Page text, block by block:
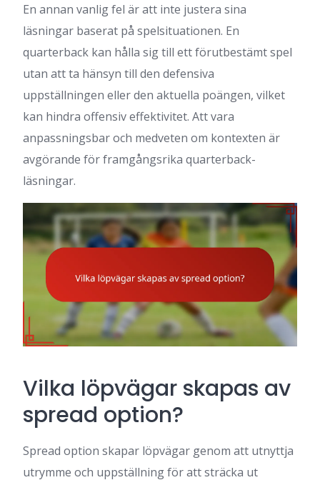
En annan vanlig fel är att inte justera sina
läsningar baserat på spelsituationen. En
quarterback kan hålla sig till ett förutbestämt spel
utan att ta hänsyn till den defensiva
uppställningen eller den aktuella poängen, vilket
kan hindra offensiv effektivitet. Att vara
anpassningsbar och medveten om kontexten är
avgörande för framgångsrika quarterback-
läsningar.
Vilka löpvägar skapas av
spread option?
Spread option skapar löpvägar genom att utnyttja
utrymme och uppställning för att sträcka ut